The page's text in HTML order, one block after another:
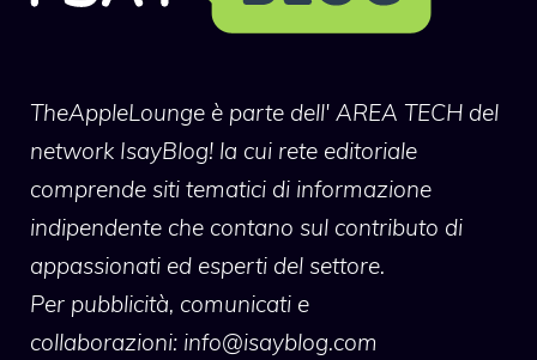
TheAppleLounge è parte dell' AREA TECH del
network IsayBlog! la cui rete editoriale
comprende siti tematici di informazione
indipendente che contano sul contributo di
appassionati ed esperti del settore.
Per pubblicità, comunicati e
collaborazioni: info@isayblog.com